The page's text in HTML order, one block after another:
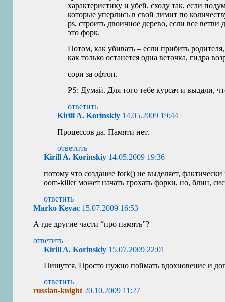
характеристику и убей. сходу так, если
которые уперлись в свой лимит по
ps, строить двоичное дерево, если все
это форк.
Потом, как убивать – если прибить
как только останется одна веточка, гидра
сори за офтоп.
PS: Думай. Для того тебе курсач и выдали,
ответить
Kirill A. Korinskiy 14.05.2009 19:44
Процессов да. Памяти нет.
ответить
Kirill A. Korinskiy 14.05.2009 19:36
потому что создание fork() не выделяет,
oom-killer может начать грохать форки, но, блин,
ответить
Marko Kevac 15.07.2009 16:53
А где другие части “про память”?
ответить
Kirill A. Korinskiy 15.07.2009 22:01
Пишутся. Просто нужно поймать вдохновение и
ответить
russian-knight20.10.2009 11:27